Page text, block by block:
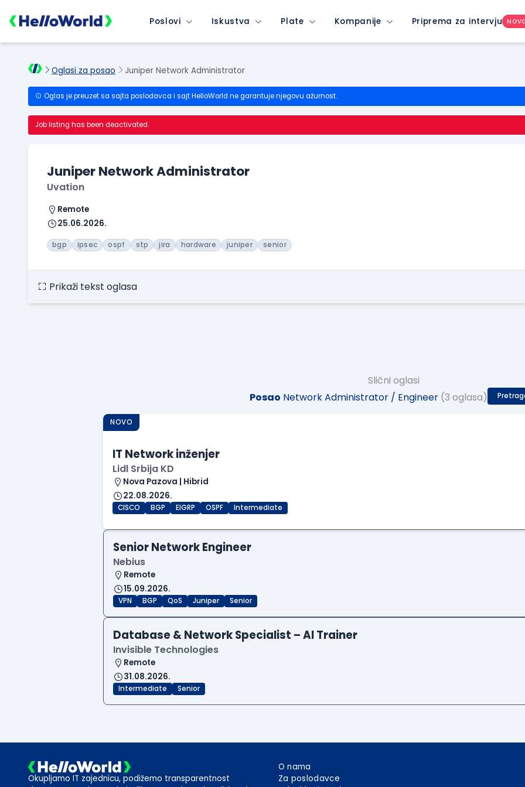
Poslovi Iskustva Plate Kompanije Priprema za intervju
Oglasi za posao Juniper Network Administrator
Oglas je preuzet sa sajta poslodavca i sajt HelloWorld ne garantuje njegovu ažurnost.
Job listing has been deactivated.
Juniper Network Administrator
Uvation
Remote
25.06.2026.
bgp ipsec ospf stp jira hardware juniper senior
Prikaži tekst oglasa
Slični oglasi
Posao Network Administrator / Engineer (3 oglasa)
NOVO
IT Network inženjer
Lidl Srbija KD
Nova Pazova | Hibrid
22.08.2026.
CISCO BGP EIGRP OSPF Intermediate
Senior Network Engineer
Nebius
Remote
15.09.2026.
VPN BGP QoS Juniper Senior
Database & Network Specialist – AI Trainer
Invisible Technologies
Remote
31.08.2026.
Intermediate Senior
Okupljamo IT zajednicu, podižemo transparentnost
O nama
Za poslodavce